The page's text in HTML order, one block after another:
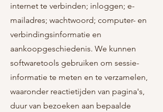
internet te verbinden; inloggen; e-
mailadres; wachtwoord; computer- en
verbindingsinformatie en
aankoopgeschiedenis. We kunnen
softwaretools gebruiken om sessie-
informatie te meten en te verzamelen,
waaronder reactietijden van pagina's,
duur van bezoeken aan bepaalde